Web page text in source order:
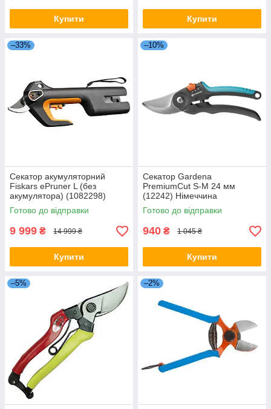
Купити Купити
–33%
Секатор акумуляторний
Fiskars ePruner L (без
акумулятора) (1082298)
Фінляндія
Готово до відправки
9 999 ₴ 14 999 ₴
Купити
–10%
Секатор Gardena
PremiumCut S-M 24 мм
(12242) Німеччина
Готово до відправки
940 ₴ 1 045 ₴
Купити
–5% –2%